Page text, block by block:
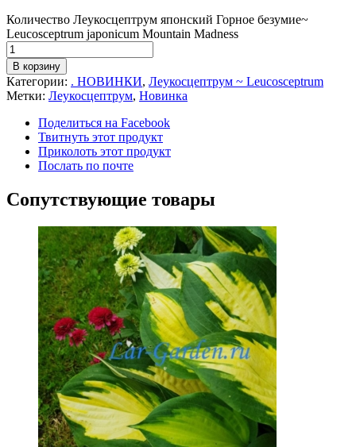
Количество Леукосцептрум японский Горное безумие~
Leucosceptrum japonicum Mountain Madness
В корзину
Категории: . НОВИНКИ, Леукосцептрум ~ Leucosceptrum
Метки: Леукосцептрум, Новинка
Поделиться на Facebook
Твитнуть этот продукт
Приколоть этот продукт
Послать по почте
Сопутствующие товары